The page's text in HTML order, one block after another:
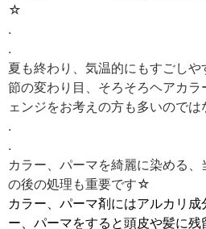
☆
.
.
夏も終わり、気温的にもすごし
節の変わり目、そろそろヘアカ
ェンジをお考えの方も多いのでは
.
.
カラー、パーマを綺麗に染める
の後の処理も重要です☆
カラー、パーマ剤にはアルカリ
ー、パーマをすると頭皮や髪に